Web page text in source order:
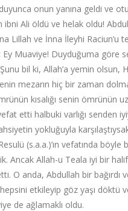
duyunca onun yanına geldi ve
ibni Ali öldü ve helak oldu!
Lillah ve İnna İleyhi Raciun’u
Ey Muaviye! Duyduğuma göre
Şunu bil ki, Allah’a yemin olsun,
mezarın hiç bir zaman
kısalığı senin ömrünün
etti halbuki varlığı senden
yokluğuyla
(s.a.a.)’ın vefatında böyle
Ancak Allah-u Teala iyi bir
O anda, Abdullah bir bağırdı
etkileyip göz yaşı döktü
de ağlamaklı oldu.